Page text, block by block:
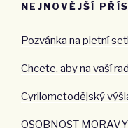
NEJNOVĚJŠÍ
Pozvánka na pietní
Chcete, aby na vaší
Cyrilometodějský
OSOBNOST